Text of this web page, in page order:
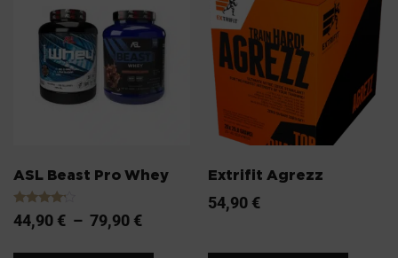
ASL Beast Pro Whey
Note
4.00
44,90 € – 79,90 €
Extrifit Agrezz
54,90 €